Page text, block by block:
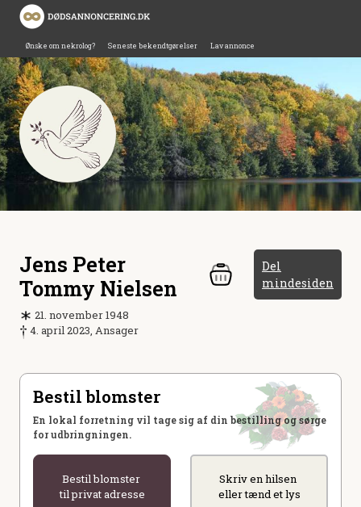
Ønske om nekrolog? Seneste bekendtgørelser Lav annonce
Jens Peter
Tommy Nielsen
Del
mindesiden
21. november 1948
4. april 2023, Ansager
Bestil blomster
En lokal forretning vil tage sig af din bestilling og sørge
for udbringningen.
Bestil blomster
til privat adresse
Skriv en hilsen
eller tænd et lys